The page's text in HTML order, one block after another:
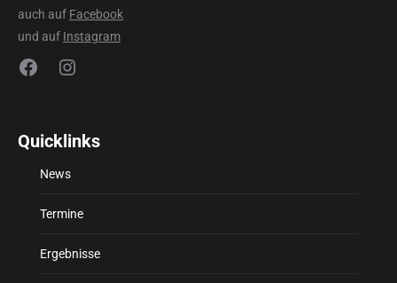
auch auf Facebook
und auf Instagram
FacebookInstagram
Quicklinks
News
Termine
Ergebnisse